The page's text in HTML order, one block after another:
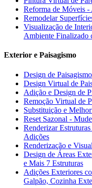
Reforma de Móveis -
Remodelar
Visualização de
Ambiente Finalizado
Exterior e Paisagismo
Design de
Design Virtual de
Adição e Design de
Remoção Virtual de
Substituição e
Reset Sazonal -
Renderizar
Adições
Renderização e
Design de Áreas
e Mais 7 Estruturas
Adições Exteriores
Galpão, Cozinha